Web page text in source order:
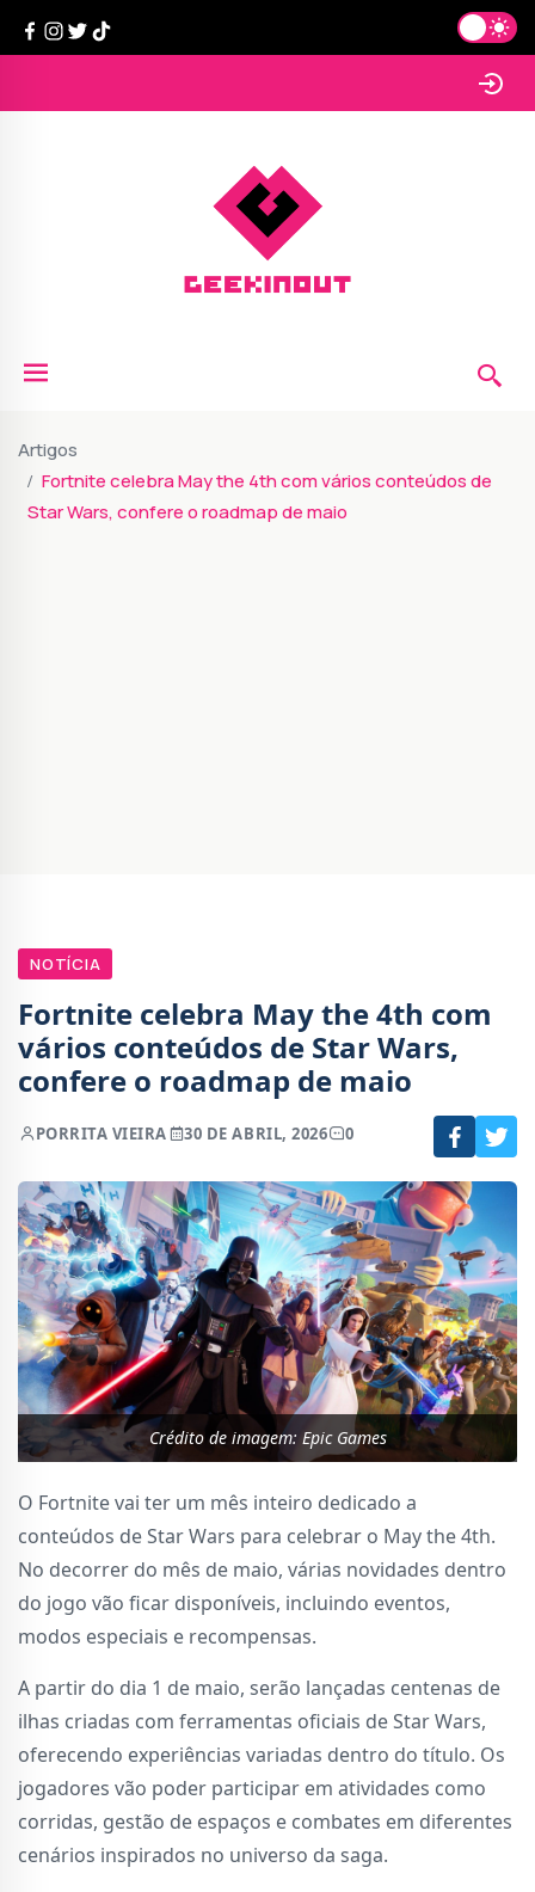
Artigos
Fortnite celebra May the 4th com vários conteúdos de
Star Wars, confere o roadmap de maio
NOTÍCIA
Fortnite celebra May the 4th com
vários conteúdos de Star Wars,
confere o roadmap de maio
PORRITA VIEIRA 30 DE ABRIL, 2026 0
Crédito de imagem: Epic Games
O Fortnite vai ter um mês inteiro dedicado a
conteúdos de Star Wars para celebrar o May the 4th.
No decorrer do mês de maio, várias novidades dentro
do jogo vão ficar disponíveis, incluindo eventos,
modos especiais e recompensas.
A partir do dia 1 de maio, serão lançadas centenas de
ilhas criadas com ferramentas oficiais de Star Wars,
oferecendo experiências variadas dentro do título. Os
jogadores vão poder participar em atividades como
corridas, gestão de espaços e combates em diferentes
cenários inspirados no universo da saga.